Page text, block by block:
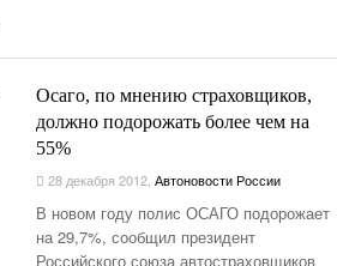
Осаго, по мнению страховщиков,
должно подорожать более чем на
55%
28 декабря 2012, Автоновости России
В новом году полис ОСАГО подорожает
на 29,7%, сообщил президент
Российского союза автостраховщиков